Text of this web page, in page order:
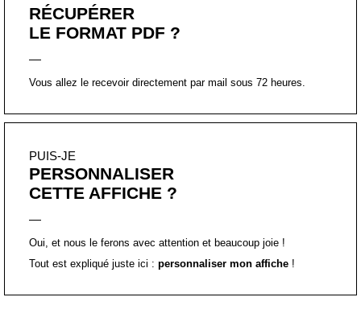
RÉCUPÉRER
LE FORMAT PDF ?
Vous allez le recevoir directement par mail sous 72 heures.
PUIS-JE
PERSONNALISER
CETTE AFFICHE ?
Oui, et nous le ferons avec attention et beaucoup joie !
Tout est expliqué juste ici : personnaliser mon affiche !